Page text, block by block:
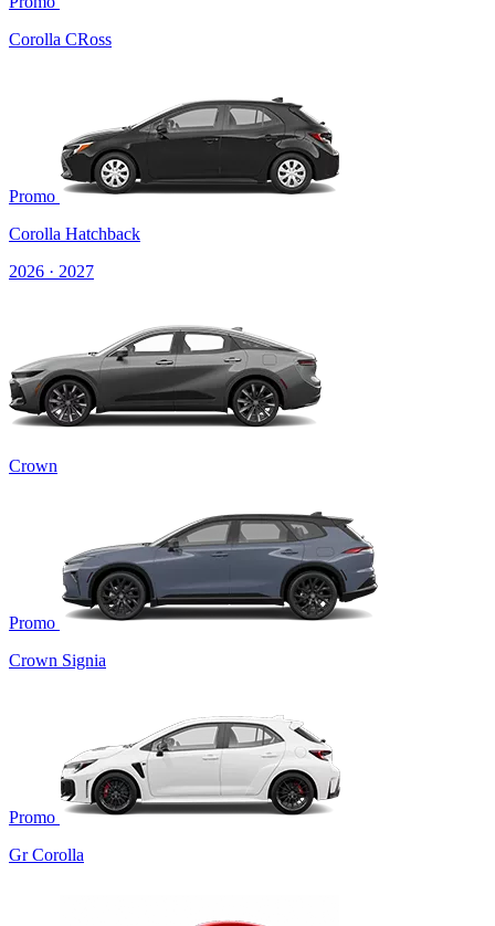
Corolla CRoss
Promo
Corolla Hatchback
2026 · 2027
Crown
Promo
Crown Signia
Promo
Gr Corolla